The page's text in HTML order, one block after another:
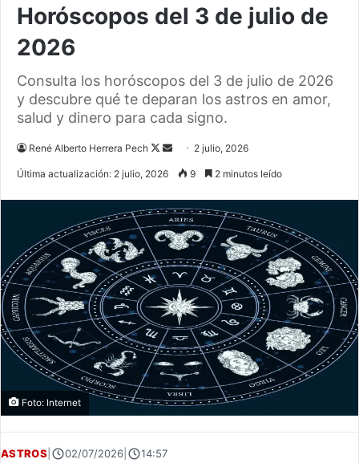
Horóscopos del 3 de julio de
2026
Consulta los horóscopos del 3 de julio de 2026
y descubre qué te deparan los astros en amor,
salud y dinero para cada signo.
René Alberto Herrera Pech
Follow
Send
an
2 julio, 2026
Última actualización: 2 julio, 2026 9 2 minutos leído
Foto: Internet
ASTROS 02/07/2026| 14:57